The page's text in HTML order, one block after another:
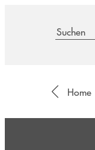
Home